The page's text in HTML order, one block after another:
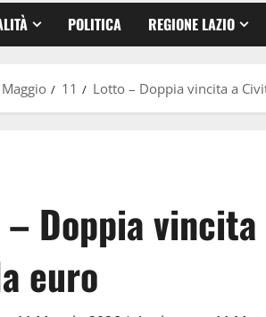
POLITICA REGIONE LAZIO
Maggio 11 Lotto – Doppia vincita a
Doppia
euro